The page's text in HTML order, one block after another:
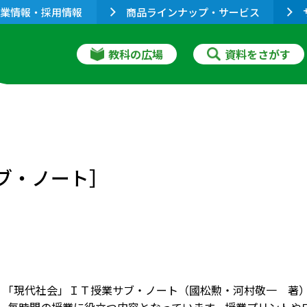
情報・採用情報 商品ラインナップ・サービス
教科の広場 資料をさがす
ノート］
現代社会」ＩＴ授業サブ・ノート（國松勲・河村敬一 著